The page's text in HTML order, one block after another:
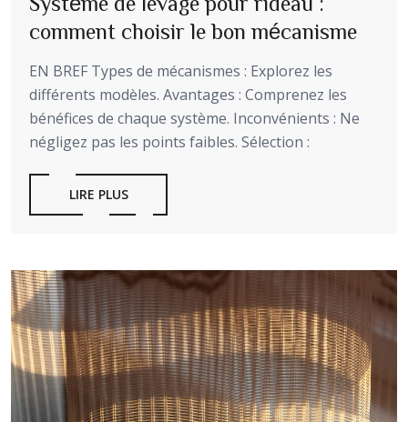
comment choisir le bon mécanisme
EN BREF Types de mécanismes : Explorez les
différents modèles. Avantages : Comprenez les
bénéfices de chaque système. Inconvénients : Ne
négligez pas les points faibles. Sélection :
LIRE PLUS